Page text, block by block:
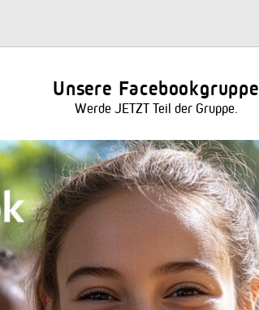
Unsere Facebookgruppe
Werde JETZT Teil der Gruppe.